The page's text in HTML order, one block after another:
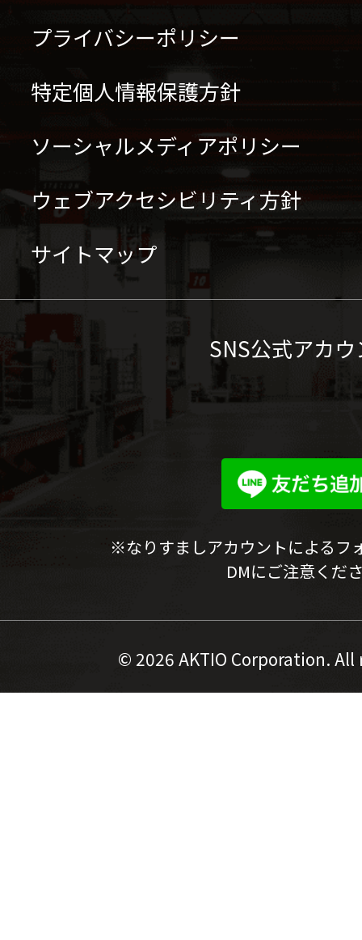
プライバシーポリシー
特定個人情報保護方針
ソーシャルメディアポリシー
ウェブアクセシビリティ方針
サイトマップ
SNS公式アカ
※なりすましアカウントによるフ
DMにご注意くだ
© 2026 AKTIO Corporation.